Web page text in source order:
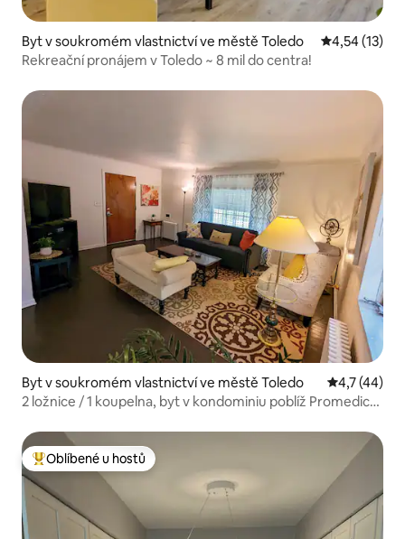
Byt v soukromém vlastnictví ve městě Toledo Průměrné
4,54 (13)
Rekreační pronájem v Toledo ~ 8 mil do centra!
Byt v soukromém vlastnictví ve městě Toledo Průměrné
4,7 (44)
2 ložnice / 1 koupelna, byt v kondominiu poblíž Promedica,
Nejlepší v kategorii Oblíbené u hostů
Oblíbené u hostů